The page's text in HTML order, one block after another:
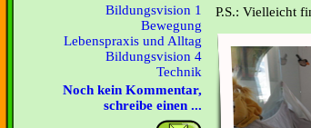
Bildungsvision 1
Bewegung
Lebenspraxis und Alltag
Bildungsvision 4
Technik
Noch kein Kommentar,
schreibe einen ...
P.S.: Vielleicht